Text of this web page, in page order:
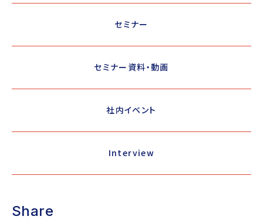
セミナー
セミナー資料・動画
社内イベント
Interview
Share